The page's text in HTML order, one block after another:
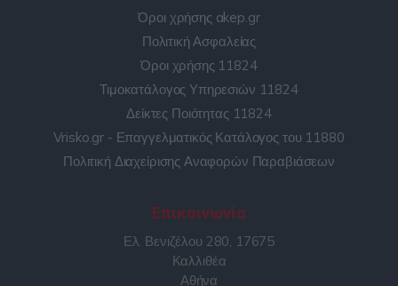
Όροι χρήσης akep.gr
Πολιτική Ασφαλείας
Όροι χρήσης 11824
Τιμοκατάλογος Υπηρεσιών 11824
Δείκτες Ποιότητας 11824
Vrisko.gr - Επαγγελματικός Κατάλογος του 11880
Πολιτική Διαχείρισης Αναφορών Παραβιάσεων
Επικοινωνία
Ελ. Βενιζέλου 280, 17675
Καλλιθέα
Αθήνα